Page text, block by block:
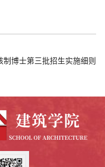
博士第三批招生实施细则